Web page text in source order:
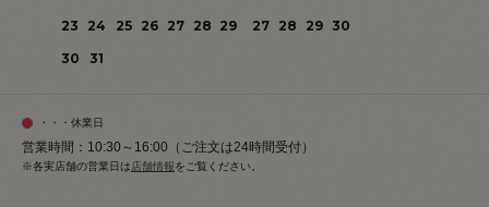
23
24 25 26 27 28 29
30
31
27 28 29 30
・・・休業日
営業時間：10:30～16:00（ご注文は24時間受付）
※各実店舗の営業日は 店舗情報をご覧ください。